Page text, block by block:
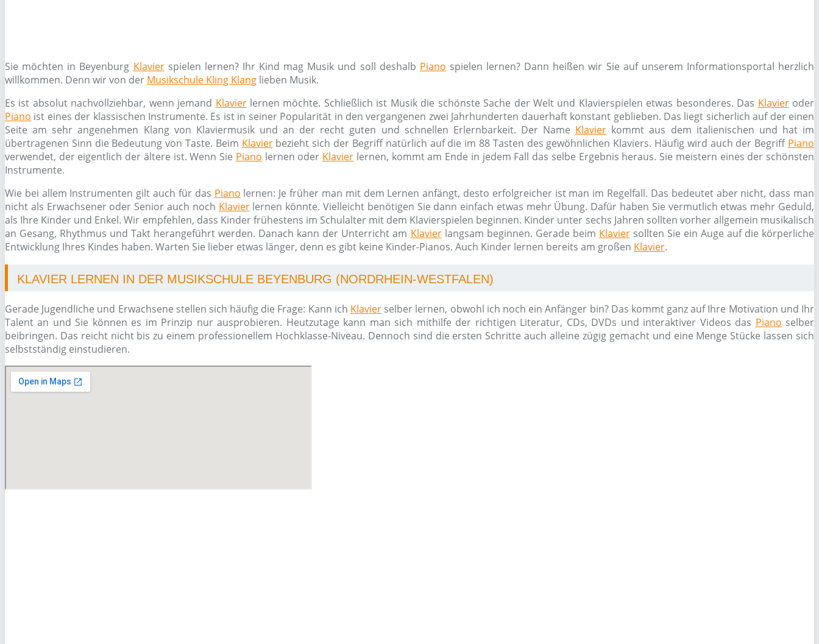
Sie möchten in Beyenburg Klavierspielen lernen? Ihr Kind mag Musik und soll deshalb Piano spielen lernen? Dann heißen wir Sie auf unserem Informationsportal herzlich
willkommen. Denn wir von der Musikschule Kling Klang lieben Musik.
Es ist absolut nachvollziehbar, wenn jemand Klavierlernen möchte. Schließlich ist Musik die schönste Sache der Welt und Klavierspielen etwas besonderes. Das Klavieroder
Piano ist eines der klassischen Instrumente. Es ist in seiner Popularität in den vergangenen zwei Jahrhunderten dauerhaft konstant geblieben. Das liegt sicherlich auf der einen
Seite am sehr angenehmen Klang von Klaviermusik und an der recht guten und schnellen Erlernbarkeit. Der Name Klavier kommt aus dem italienischen und hat im
übertragenen Sinn die Bedeutung von Taste. Beim Klavierbezieht sich der Begriff natürlich auf die im 88 Tasten des gewöhnlichen Klaviers. Häufig wird auch der Begriff Piano
verwendet, der eigentlich der ältere ist. Wenn Sie Piano lernen oder Klavier lernen, kommt am Ende in jedem Fall das selbe Ergebnis heraus. Sie meistern eines der schönsten
Instrumente.
Wie bei allem Instrumenten gilt auch für das Piano lernen: Je früher man mit dem Lernen anfängt, desto erfolgreicher ist man im Regelfall. Das bedeutet aber nicht, dass man
nicht als Erwachsener oder Senior auch noch Klavierlernen könnte. Vielleicht benötigen Sie dann einfach etwas mehr Übung. Dafür haben Sie vermutlich etwas mehr Geduld,
als Ihre Kinder und Enkel. Wir empfehlen, dass Kinder frühestens im Schulalter mit dem Klavierspielen beginnen. Kinder unter sechs Jahren sollten vorher allgemein musikalisch
an Gesang, Rhythmus und Takt herangeführt werden. Danach kann der Unterricht am Klavierlangsam beginnen. Gerade beim Klaviersollten Sie ein Auge auf die körperliche
Entwicklung Ihres Kindes haben. Warten Sie lieber etwas länger, denn es gibt keine Kinder-Pianos. Auch Kinder lernen bereits am großen Klavier.
KLAVIER LERNEN IN DER MUSIKSCHULE BEYENBURG (NORDRHEIN-WESTFALEN)
Gerade Jugendliche und Erwachsene stellen sich häufig die Frage: Kann ich Klavier selber lernen, obwohl ich noch ein Anfänger bin? Das kommt ganz auf Ihre Motivation und Ihr
Talent an und Sie können es im Prinzip nur ausprobieren. Heutzutage kann man sich mithilfe der richtigen Literatur, CDs, DVDs und interaktiver Videos das Piano selber
beibringen. Das reicht nicht bis zu einem professionellem Hochklasse-Niveau. Dennoch sind die ersten Schritte auch alleine zügig gemacht und eine Menge Stücke lassen sich
selbstständig einstudieren.